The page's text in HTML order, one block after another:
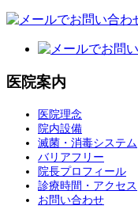
医院案内
医院理念
院内設備
滅菌・消毒システム
バリアフリー
院長プロフィール
診療時間・アクセス
お問い合わせ